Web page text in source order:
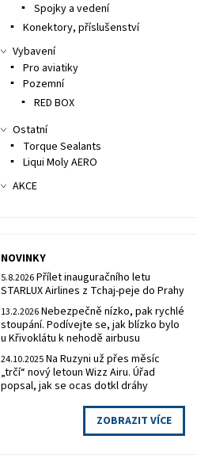
Spojky a vedení
Konektory, příslušenství
Vybavení
Pro aviatiky
Pozemní
RED BOX
Ostatní
Torque Sealants
Liqui Moly AERO
AKCE
NOVINKY
5.8.2026Přílet inauguračního letu
STARLUX Airlines z Tchaj-peje do Prahy
13.2.2026Nebezpečně nízko, pak rychlé
stoupání. Podívejte se, jak blízko bylo
u Křivoklátu k nehodě airbusu
24.10.2025Na Ruzyni už přes měsíc
„trčí“ nový letoun Wizz Airu. Úřad
popsal, jak se ocas dotkl dráhy
ZOBRAZIT VÍCE